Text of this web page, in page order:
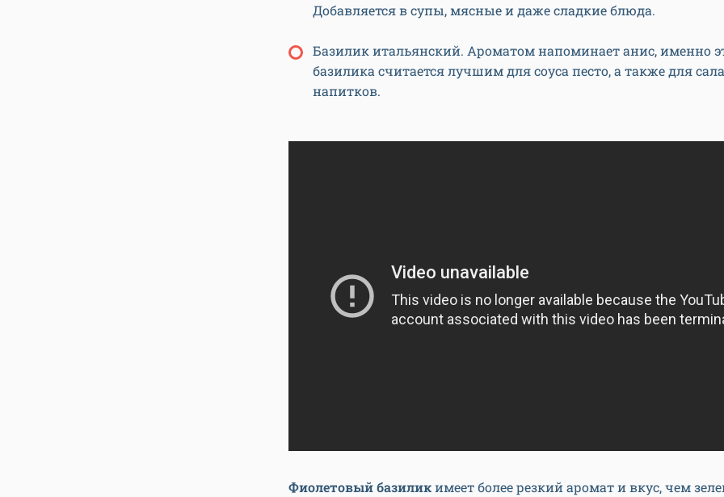
Добавляется в супы, мясные и даже сладкие блюда.
Базилик итальянский. Ароматом напоминает анис, именно
базилика считается лучшим для соуса песто, а также для
напитков.
Фиолетовый базиликимеет более резкий аромат и вкус, чем